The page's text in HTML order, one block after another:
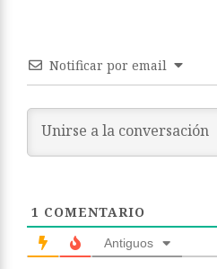
Notificar por email
1 COMENTARIO
Antiguos